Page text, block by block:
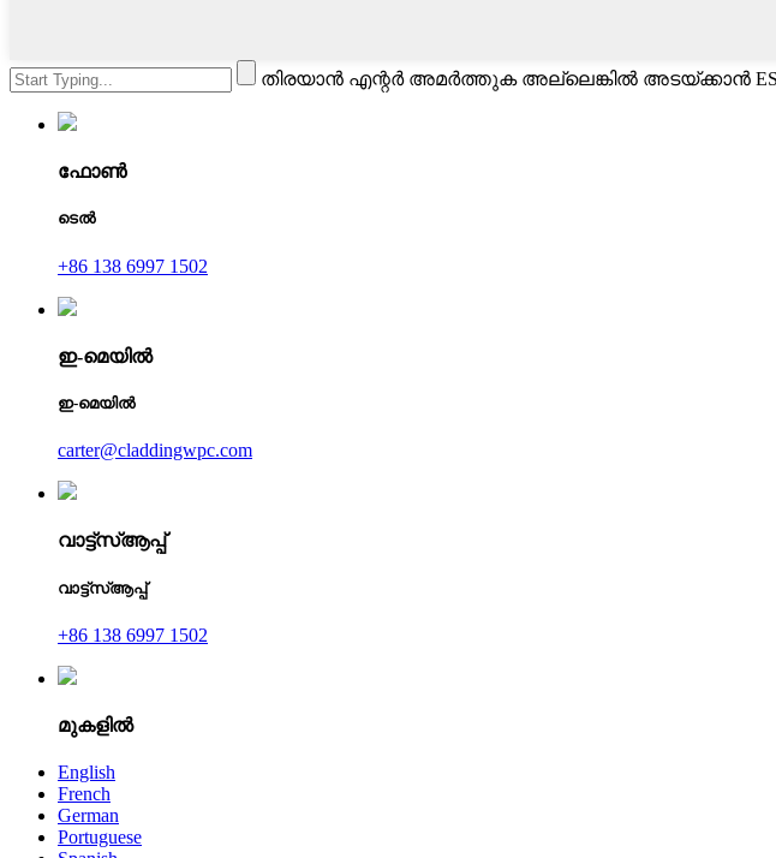
തിരയാൻ എന്റർ അമർത്തുക അല്ലെങ്കിൽ അടയ്ക്കാൻ
ഫോൺ
ടെൽ
+86 138 6997 1502
ഇ-മെയിൽ
ഇ-മെയിൽ
carter@claddingwpc.com
വാട്ട്‌സ്ആപ്പ്
വാട്ട്‌സ്ആപ്പ്
+86 138 6997 1502
മുകളിൽ
English
French
German
Portuguese